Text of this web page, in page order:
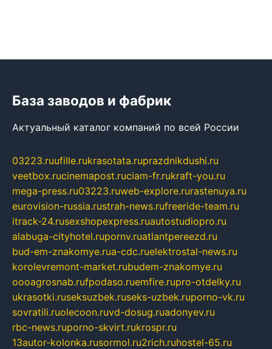
База заводов и фабрик
Актуальный каталог компаний по всей России
03223.ruufille.rukrasotata.ruprazdnikdushi.ru
veetbox.rucinemapost.ruciam-fr.rukraft-you.ru
mega-press.ru03223.ruweb-explore.rurastenuya.ru
eurovision-russia.rustrah-news.rufreeride-team.ru
itrack-24.rusexshopexpress.ruautostudiopro.ru
alabuga-cityhotel.rupornv.ruatlantpereezd.ru
bud-em-znakomye.rua-cdc.ruelektrostal-news.ru
korolevremont-market.rubudem-znakomye.ru
oooagrosnab.rufpodaso.ruemfire.rupro-otdelky.ru
ukrasotki.ruseksuzbek.ruseks-uzbek.ruporno-vk.ru
sovratili.ruolecoon.ruvd-dosug.ruadonyev.ru
rbc-news.ruporno-skvirt.rukrospr.ru
13autor-kolonka.rusormol.ru2rich.ruhostel-65.ru